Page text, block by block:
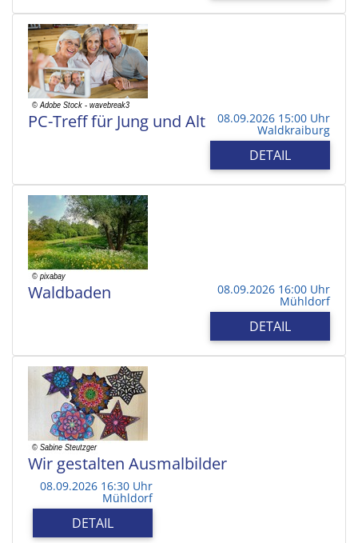
PC-Treff für Jung und Alt 08.09.2026 15:00 Uhr
Waldkraiburg
DETAIL
Waldbaden 08.09.2026 16:00 Uhr
Mühldorf
DETAIL
Wir gestalten Ausmalbilder
08.09.2026 16:30 Uhr
Mühldorf
DETAIL